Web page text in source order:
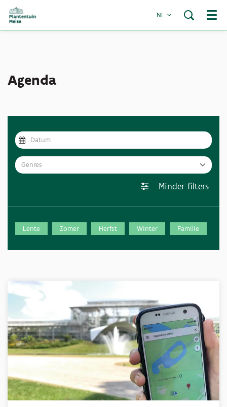
NL Menu
Agenda
Genres
Minder filters
Lente Zomer Herfst Winter Familie